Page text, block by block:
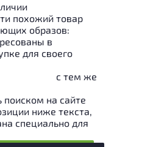
похожий товар
образов:
в
для своего
с тем же
поиском на сайте
ниже текста,
специально для